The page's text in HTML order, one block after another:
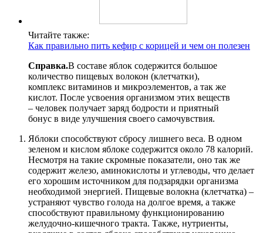
Читайте также:
Как правильно пить кефир с корицей и чем он полезен
Справка.В составе яблок содержится большое
количество пищевых волокон (клетчатки),
комплекс витаминов и микроэлементов, а так же
кислот. После усвоения организмом этих веществ
– человек получает заряд бодрости и приятный
бонус в виде улучшения своего самочувствия.
Яблоки способствуют сбросу лишнего веса. В одном
зеленом и кислом яблоке содержится около 78 калорий.
Несмотря на такие скромные показатели, оно так же
содержит железо, аминокислоты и углеводы, что делает
его хорошим источником для подзарядки организма
необходимой энергией. Пищевые волокна (клетчатка) –
устраняют чувство голода на долгое время, а также
способствуют правильному функционированию
желудочно-кишечного тракта. Также, нутриенты,